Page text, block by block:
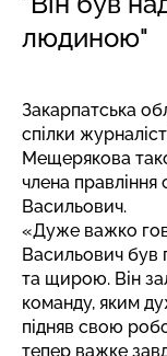
людиною"
Закарпатська
спілки
Мещерякова
члена правління
Васильович.
«Дуже важко
Васильович
та щирою. Він
команду, яким
підняв свою
тепер важке